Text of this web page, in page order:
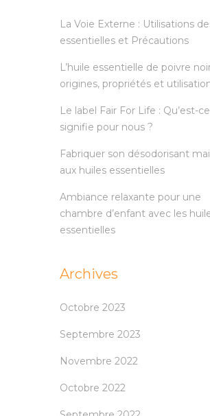
La Voie Externe : Utilisations
essentielles et Précautions
L’huile essentielle de poivre
origines, propriétés et
Le label Fair For Life : Qu’est-
signifie pour nous ?
Fabriquer son désodorisant
aux huiles essentielles
Ambiance relaxante pour une
chambre d’enfant avec les
essentielles
Archives
Octobre 2023
Septembre 2023
Novembre 2022
Octobre 2022